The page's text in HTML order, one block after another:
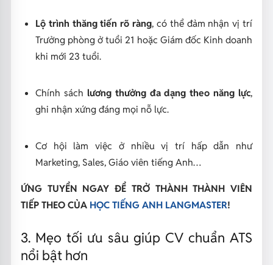
Lộ trình thăng tiến rõ ràng, có thể đảm nhận vị trí
Trưởng phòng ở tuổi 21 hoặc Giám đốc Kinh doanh
khi mới 23 tuổi.
Chính sách lương thưởng đa dạng theo năng lực,
ghi nhận xứng đáng mọi nỗ lực.
Cơ hội làm việc ở nhiều vị trí hấp dẫn như
Marketing, Sales, Giáo viên tiếng Anh…
ỨNG TUYỂN NGAY ĐỂ TRỞ THÀNH THÀNH VIÊN
TIẾP THEO CỦA HỌC TIẾNG ANH LANGMASTER!
3. Mẹo tối ưu sâu giúp CV chuẩn ATS
nổi bật hơn